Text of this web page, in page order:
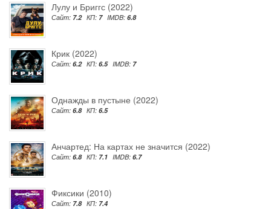
Лулу и Бриггс (2022)
Сайт: 7.2 КП: 7 IMDB: 6.8
Крик (2022)
Сайт: 6.2 КП: 6.5 IMDB: 7
Однажды в пустыне (2022)
Сайт: 6.8 КП: 6.5
Анчартед: На картах не значится (2022)
Сайт: 6.8 КП: 7.1 IMDB: 6.7
Фиксики (2010)
Сайт: 7.8 КП: 7.4